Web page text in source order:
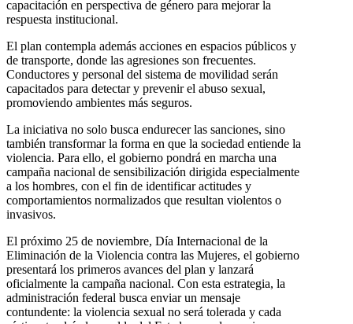
capacitación en perspectiva de género para mejorar la
respuesta institucional.
El plan contempla además acciones en espacios públicos y
de transporte, donde las agresiones son frecuentes.
Conductores y personal del sistema de movilidad serán
capacitados para detectar y prevenir el abuso sexual,
promoviendo ambientes más seguros.
La iniciativa no solo busca endurecer las sanciones, sino
también transformar la forma en que la sociedad entiende la
violencia. Para ello, el gobierno pondrá en marcha una
campaña nacional de sensibilización dirigida especialmente
a los hombres, con el fin de identificar actitudes y
comportamientos normalizados que resultan violentos o
invasivos.
El próximo 25 de noviembre, Día Internacional de la
Eliminación de la Violencia contra las Mujeres, el gobierno
presentará los primeros avances del plan y lanzará
oficialmente la campaña nacional. Con esta estrategia, la
administración federal busca enviar un mensaje
contundente: la violencia sexual no será tolerada y cada